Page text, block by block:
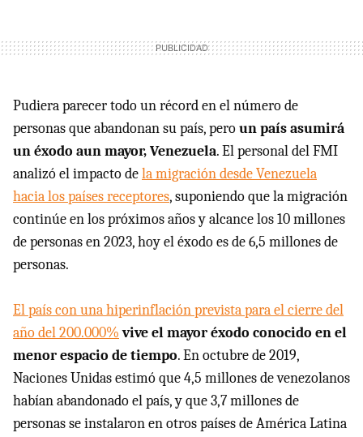
Pudiera parecer todo un récord en el número de
personas que abandonan su país, peroun país asumirá
un éxodo aun mayor, Venezuela. El personal del FMI
analizó el impacto dela migración desde Venezuela
hacia los países receptores, suponiendo que la migración
continúe en los próximos años y alcance los 10 millones
de personas en 2023, hoy el éxodo es de 6,5 millones de
personas.
El país con una hiperinflación prevista para el cierre del
año del 200.000% vive el mayor éxodo conocido en el
menor espacio de tiempo. En octubre de 2019,
Naciones Unidas estimó que 4,5 millones de venezolanos
habían abandonado el país, y que 3,7 millones de
personas se instalaron en otros países de América Latina